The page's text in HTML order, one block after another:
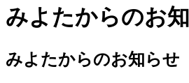
みよたからのお
みよたからのお知らせ